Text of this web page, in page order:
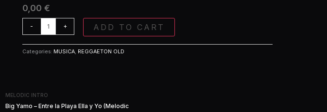
0,00 €
-
(Extended)
quantity
+
ADD TO CART
Categories: MUSICA, REGGAETON OLD
MELODIC INTRO
Big Yamo – Entre la Playa Ella y Yo (Melodic